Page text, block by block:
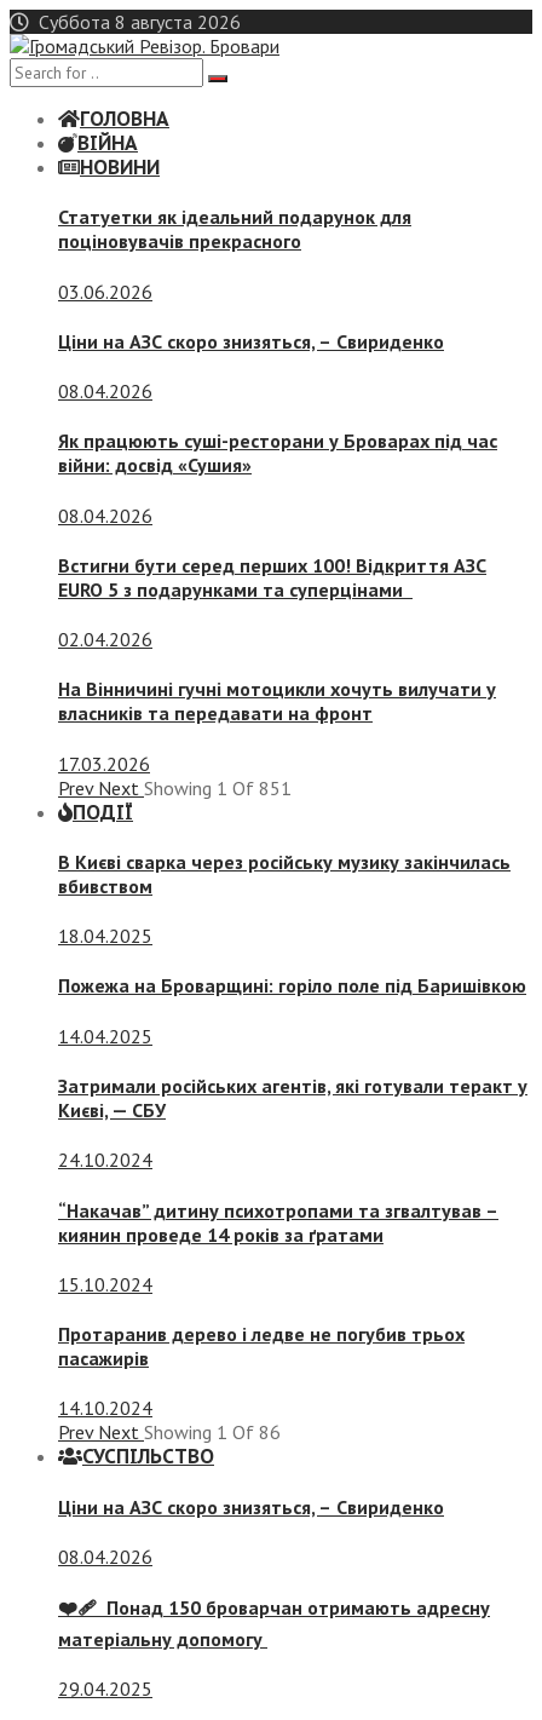
Skip
to
content
Суббота 8 августа 2026
ГОЛОВНА
ВІЙНА
НОВИНИ
Статуетки як ідеальний подарунок для
поціновувачів прекрасного
03.06.2026
Ціни на АЗС скоро знизяться, – Свириденко
08.04.2026
Як працюють суші-ресторани у Броварах під час
війни: досвід «Сушия»
08.04.2026
Встигни бути серед перших 100! Відкриття АЗС
EURO 5 з подарунками та суперцінами
02.04.2026
На Вінничині гучні мотоцикли хочуть вилучати у
власників та передавати на фронт
17.03.2026
Prev Next Showing 1 Of 851
ПОДІЇ
В Києві сварка через російську музику закінчилась
вбивством
18.04.2025
Пожежа на Броварщині: горіло поле під Баришівкою
14.04.2025
Затримали російських агентів, які готували теракт у
Києві, — СБУ
24.10.2024
“Накачав” дитину психотропами та згвалтував –
киянин проведе 14 років за ґратами
15.10.2024
Протаранив дерево і ледве не погубив трьох
пасажирів
14.10.2024
Prev Next Showing 1 Of 86
СУСПIЛЬСТВО
Ціни на АЗС скоро знизяться, – Свириденко
08.04.2026
❤️‍🩹 Понад 150 броварчан отримають адресну
матеріальну допомогу
29.04.2025